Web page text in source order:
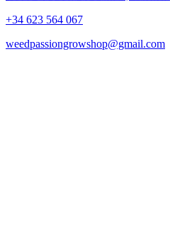
+34 623 564 067
weedpassiongrowshop@gmail.com